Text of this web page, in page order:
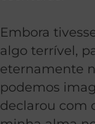
Embora
algo terrível,
eternamente
podemos
declarou com